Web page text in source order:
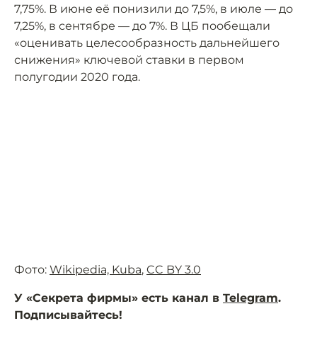
7,75%. В июне её понизили до 7,5%, в июле — до
7,25%, в сентябре — до 7%. В ЦБ пообещали
«оценивать целесообразность дальнейшего
снижения» ключевой ставки в первом
полугодии 2020 года.
Фото: Wikipedia, Kuba, CC BY 3.0
У «Секрета фирмы» есть канал в Telegram.
Подписывайтесь!